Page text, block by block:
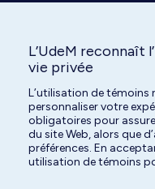
Find us on:
Facebook
page
opens
in
new
YouTube
page
opens
in
new
page
opens
in
new
L’UdeM reconnaît
vie privée
L’utilisation de témoins
personnaliser votre
obligatoires pour
du site Web, alors que
préférences. En
utilisation de témoins